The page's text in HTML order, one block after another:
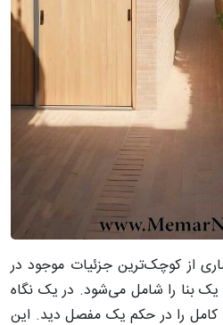
از کوچک‌ترین جزئیات موجود در
بنا را شامل می‌شود. در یک نگاه
را در حکم یک مفصل دید. این